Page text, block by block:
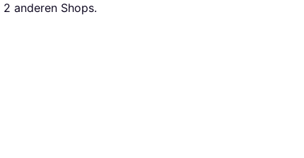
2 anderen Shops.